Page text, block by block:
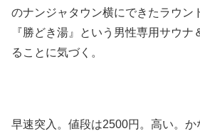
のナンジャタウン横にできたラウン
『勝どき湯』という男性専用サウナ
ることに気づく。
早速突入。値段は2500円。高い。